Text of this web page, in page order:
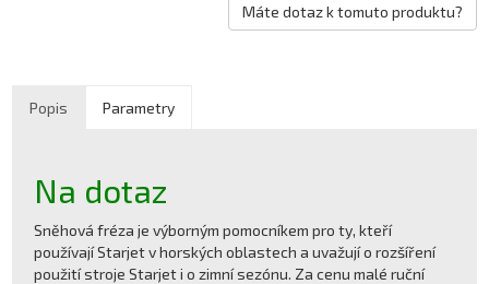
Máte dotaz k tomuto produktu?
Popis Parametry
Na dotaz
Sněhová fréza je výborným pomocníkem pro ty, kteří
používají Starjet v horských oblastech a uvažují o rozšíření
použití stroje Starjet i o zimní sezónu. Za cenu malé ruční